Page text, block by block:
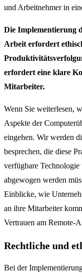
und Arbeitnehmer in
Die Implementierung
Arbeit erfordert
erfordert eine klare
Mitarbeiter.
Wenn Sie weiterlesen,
Aspekte der
eingehen. Wir werden
besprechen, die diese
verfügbare
abgewogen werden
Einblicke, wie
an ihre Mitarbeiter
Vertrauen am Remote-
Rechtliche und
Bei der